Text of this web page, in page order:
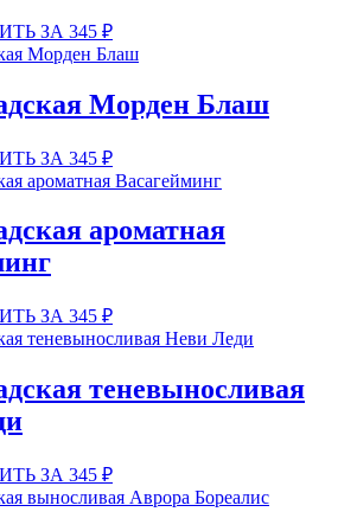
ЗА 345 ₽
Морден Блаш
ЗА 345 ₽
ароматная
ЗА 345 ₽
теневыносливая
ЗА 345 ₽